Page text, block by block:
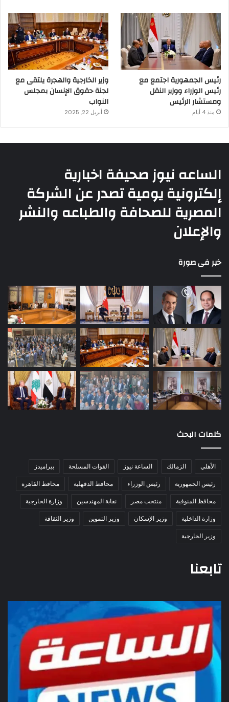
رئيس الجمهورية اجتمع مع
رئيس الوزراء ووزير النقل
ومستشار الرئيس
منذ 4 أيام
وزير الخارجية والهجرة يلتقى مع
لجنة حقوق الإنسان بمجلس
النواب
أبريل 22, 2025
الساعه نيوز صحيفة اخبارية
إلكترونية يومية تصدر عن الشركة
المصرية للصحافة والطباعه والنشر
والإعلان
خبر فى صورة
كلمات البحث
الأهلي الزمالك الساعة نيوز القوات المسلحة
بيراميدز
رئيس الجمهورية
رئيس الوزراء محافظ الدقهلية
محافظ القاهرة
محافظ المنوفية
منتخب مصر نقابة المهندسين
وزارة الخارجية
وزارة الداخلية
وزير الإسكان وزير التموين
وزير الثقافة
وزير الخارجية
تابعنا